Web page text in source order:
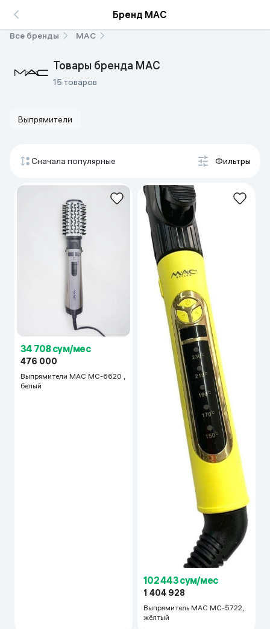
Бренд MAC
Все бренды MAC
Товары бренда MAC
15 товаров
Выпрямители
Сначала популярные Фильтры
34 708 сум/мес
476 000
Выпрямители MAC MC-6620 ,
белый
102 443 сум/мес
1 404 928
Выпрямитель MAC MC-5722,
жёлтый